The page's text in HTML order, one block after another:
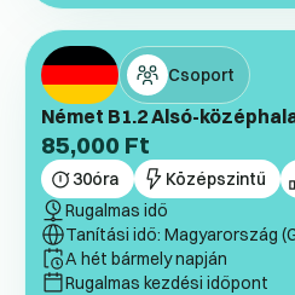
Csoport
Német B1.2 Alsó-
85,000 Ft
30óra Középszintű
Rugalmas idő
Tanítási idő: Magyarország
A hét bármely napján
Rugalmas kezdési időpont